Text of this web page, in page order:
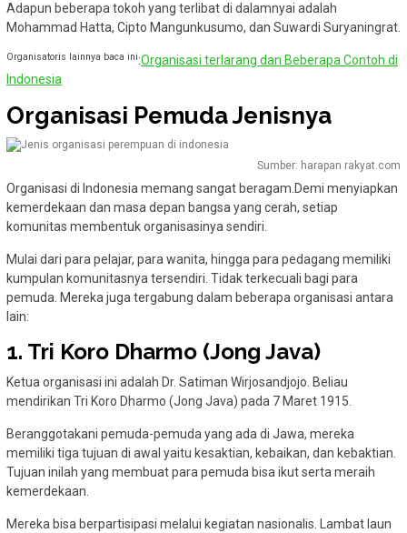
Adapun beberapa tokoh yang terlibat di dalamnyai adalah
Mohammad Hatta, Cipto Mangunkusumo, dan Suwardi Suryaningrat.
Organisatoris lainnya baca ini:Organisasi terlarang dan Beberapa Contoh di
Indonesia
Organisasi Pemuda Jenisnya
Sumber: harapan rakyat.com
Organisasi di Indonesia memang sangat beragam.Demi menyiapkan
kemerdekaan dan masa depan bangsa yang cerah, setiap
komunitas membentuk organisasinya sendiri.
Mulai dari para pelajar, para wanita, hingga para pedagang memiliki
kumpulan komunitasnya tersendiri. Tidak terkecuali bagi para
pemuda. Mereka juga tergabung dalam beberapa organisasi antara
lain:
1. Tri Koro Dharmo (Jong Java)
Ketua organisasi ini adalah Dr. Satiman Wirjosandjojo. Beliau
mendirikan Tri Koro Dharmo (Jong Java) pada 7 Maret 1915.
Beranggotakani pemuda-pemuda yang ada di Jawa, mereka
memiliki tiga tujuan di awal yaitu kesaktian, kebaikan, dan kebaktian.
Tujuan inilah yang membuat para pemuda bisa ikut serta meraih
kemerdekaan.
Mereka bisa berpartisipasi melalui kegiatan nasionalis. Lambat laun